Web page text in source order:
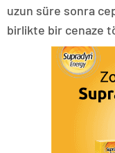
uzun süre sonra
birlikte bir cenaze